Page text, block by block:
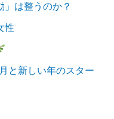
は整うのか？
性
と新しい年のスター